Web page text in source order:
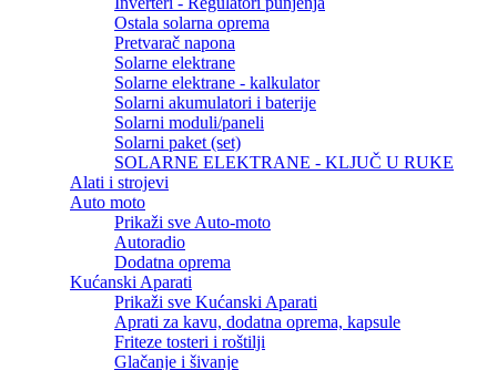
Ostala solarna oprema
Pretvarač napona
Solarne elektrane
Solarne elektrane - kalkulator
Solarni akumulatori i baterije
Solarni moduli/paneli
Solarni paket (set)
SOLARNE ELEKTRANE - KLJUČ U RUKE
Alati i strojevi
Auto moto
Prikaži sve Auto-moto
Autoradio
Dodatna oprema
Kućanski Aparati
Prikaži sve Kućanski Aparati
Aprati za kavu, dodatna oprema, kapsule
Friteze tosteri i roštilji
Glačanje i šivanje